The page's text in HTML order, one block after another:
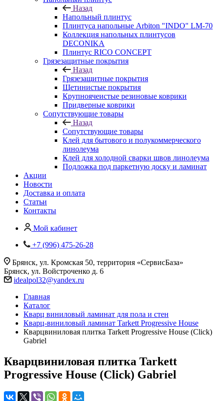
Назад
Напольный плинтус
Плинтуса напольные Arbiton "INDO" LM-70
Коллекция напольных плинтусов
DECONIKA
Плинтус RICO CONCEPT
Грязезащитные покрытия
Назад
Грязезащитные покрытия
Щетинистые покрытия
Крупноячеистые резиновые коврики
Придверные коврики
Сопутствующие товары
Назад
Сопутствующие товары
Клей для бытового и полукоммерческого
линолеума
Клей для холодной сварки швов линолеума
Подложка под паркетную доску и ламинат
Акции
Новости
Доставка и оплата
Статьи
Контакты
Мой кабинет
+7 (996) 475-26-28
Брянск, ул. Кромская 50, территория «СервисБаза»
Брянск, ул. Войстроченко д. 6
idealpol32@yandex.ru
Главная
Каталог
Кварц виниловый ламинат для пола и стен
Кварц-виниловый ламинат Tarkett Progressive House
Кварцвиниловая плитка Tarkett Progressive House (Click)
Gabriel
Кварцвиниловая плитка Tarkett
Progressive House (Click) Gabriel